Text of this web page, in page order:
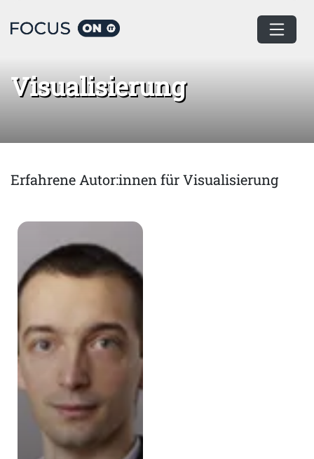
Home Visualisierung
Visualisierung
Erfahrene Autor:innen für Visualisierung